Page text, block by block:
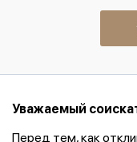
Уважаемый
Перед тем, как